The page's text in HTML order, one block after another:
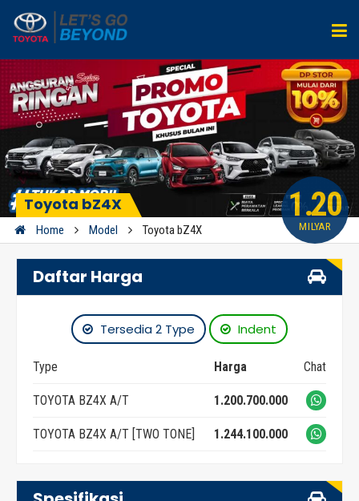
Toyota bZ4X
Home Model Toyota bZ4X
1.20
MILYAR
Daftar Harga
Tersedia 2 Type Indent
Type Harga Chat
TOYOTA BZ4X A/T 1.200.700.000
TOYOTA BZ4X A/T [TWO TONE] 1.244.100.000